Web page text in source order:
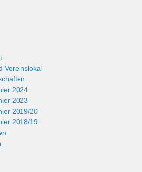
Vereinslokal
2024
2023
2019/20
2018/19